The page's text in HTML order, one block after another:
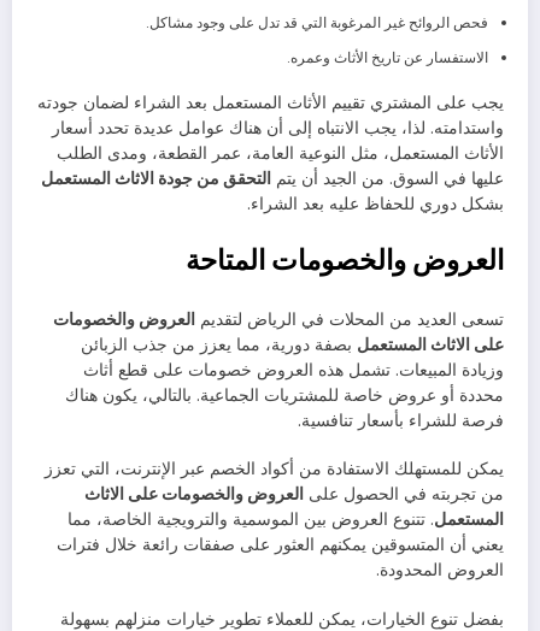
فحص الروائح غير المرغوبة التي قد تدل على وجود مشاكل.
الاستفسار عن تاريخ الأثاث وعمره.
يجب على المشتري تقييم الأثاث المستعمل بعد الشراء لضمان جودته
واستدامته. لذا، يجب الانتباه إلى أن هناك عوامل عديدة تحدد أسعار
الأثاث المستعمل، مثل النوعية العامة، عمر القطعة، ومدى الطلب
عليها في السوق. من الجيد أن يتم التحقق من جودة الاثاث المستعمل
بشكل دوري للحفاظ عليه بعد الشراء.
العروض والخصومات المتاحة
تسعى العديد من المحلات في الرياض لتقديم العروض والخصومات
على الاثاث المستعمل بصفة دورية، مما يعزز من جذب الزبائن
وزيادة المبيعات. تشمل هذه العروض خصومات على قطع أثاث
محددة أو عروض خاصة للمشتريات الجماعية. بالتالي، يكون هناك
فرصة للشراء بأسعار تنافسية.
يمكن للمستهلك الاستفادة من أكواد الخصم عبر الإنترنت، التي تعزز
من تجربته في الحصول على العروض والخصومات على الاثاث
المستعمل. تتنوع العروض بين الموسمية والترويجية الخاصة، مما
يعني أن المتسوقين يمكنهم العثور على صفقات رائعة خلال فترات
العروض المحدودة.
بفضل تنوع الخيارات، يمكن للعملاء تطوير خيارات منزلهم بسهولة